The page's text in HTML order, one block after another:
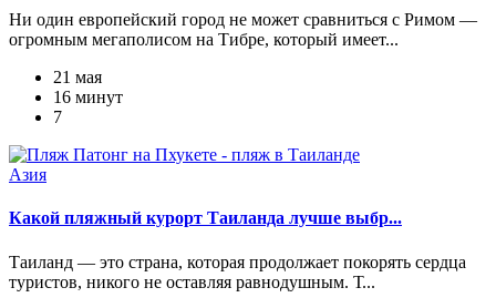
Ни один европейский город не может сравниться с Римом —
огромным мегаполисом на Тибре, который имеет...
21 мая
16 минут
7
Азия
Какой пляжный курорт Таиланда лучше выбр...
Таиланд — это страна, которая продолжает покорять сердца
туристов, никого не оставляя равнодушным. Т...